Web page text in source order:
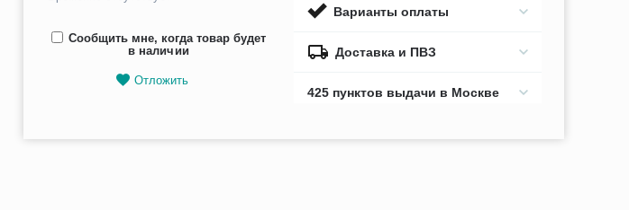
Сообщить мне, когда товар будет
в наличии
Отложить
Варианты оплаты
Доставка и ПВЗ
425 пунктов выдачи в Москве